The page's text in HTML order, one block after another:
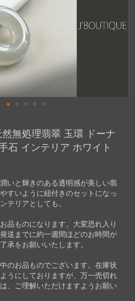
無処理翡翠 玉環 ドーナ
石 インテリア ホワイト
いと輝きのある透明感が美しい翡
すいように紐付きのセットになっ
テリアとしても。
品ものになります。大変恐れ入り
送までに約一週間ほどのお時間が
承をお願いいたします。
のお品ものでございます。在庫状
うにしておりますが、万一売切れ
、ご理解いただけますようお願い